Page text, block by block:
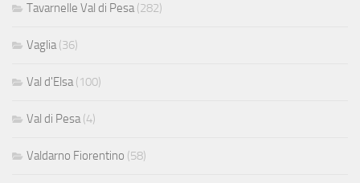
Tavarnelle Val di Pesa(282)
Vaglia(36)
Val d'Elsa(100)
Val di Pesa(4)
Valdarno Fiorentino (58)